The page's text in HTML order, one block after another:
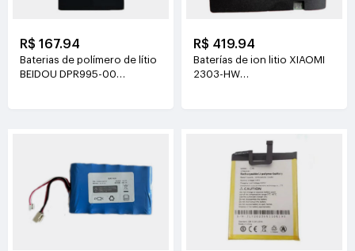
R$ 167.94
Baterias de polímero de lítio
BEIDOU DPR995-00
R$ 419.94
Baterías de ion litio XIAOMI
2303-HW